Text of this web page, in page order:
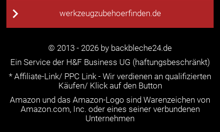
werkzeugzubehoerfinden.de
© 2013 - 2026 by backbleche24.de
Ein Service der H&F Business UG (haftungsbeschränkt)
* Affiliate-Link/ PPC Link - Wir verdienen an qualifizierten
Käufen/ Klick auf den Button
Amazon und das Amazon-Logo sind Warenzeichen von
Amazon.com, Inc. oder eines seiner verbundenen
Unternehmen